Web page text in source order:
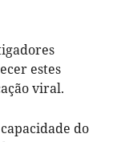
estes
viral.
do